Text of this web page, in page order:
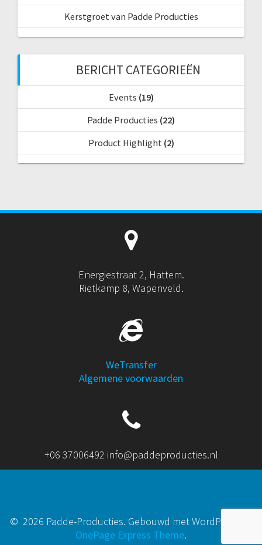
Kerstgroet van Padde Producties
BERICHT CATEGORIEËN
Events (19)
Padde Producties (22)
Product Highlight(2)
Energiestraat 2, Hattem.
Rietkamp 8, Wapenveld.
WeTransfer
Algemene voorwaarden
+06 37006492 info@paddeproducties.nl
© 2026 Padde-Producties. Gebouwd met WordPress en
OnePage Express Theme.